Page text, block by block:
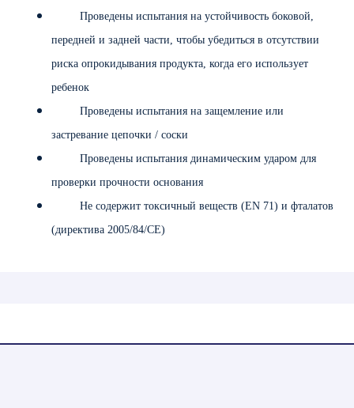
Проведены испытания на устойчивость боковой,
передней и задней части, чтобы убедиться в отсутствии
риска опрокидывания продукта, когда его использует
ребенок
Проведены испытания на защемление или
застревание цепочки / соски
Проведены испытания динамическим ударом для
проверки прочности основания
Не содержит токсичный веществ (EN 71) и фталатов
(директива 2005/84/CE)